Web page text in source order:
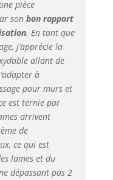
pièce
son bon rapport
. En tant que
j’apprécie la
allant de
à
pour murs et
est ternie par
arrivent
de
ce qui est
lames et du
dépassant pas 2